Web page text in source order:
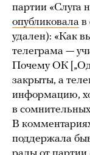
партии «Слуга
опубликовала в
удален): «Как
телеграма —
Почему ОК
закрыты, а
информацию,
в
В
поддержала